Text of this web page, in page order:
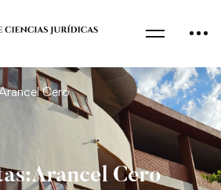
Cero
Cero